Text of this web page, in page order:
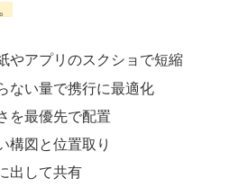
やアプリのスクショで短縮
ない量で携行に最適化
を最優先で配置
構図と位置取り
出して共有